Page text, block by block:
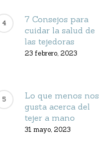
7 Consejos para
cuidar la salud de
las tejedoras
23 febrero, 2023
Lo que menos nos
gusta acerca del
tejer a mano
31 mayo, 2023